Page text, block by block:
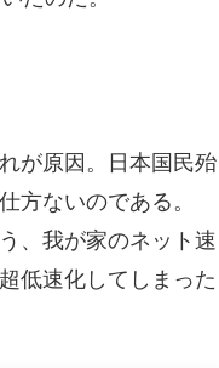
が原因。日本国民殆
方ないのである。
、我が家のネット速
低速化してしまった